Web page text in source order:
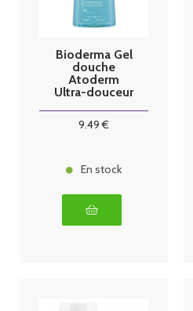
Bioderma Gel
douche
Atoderm
Ultra-douceur
9.49 €
En stock